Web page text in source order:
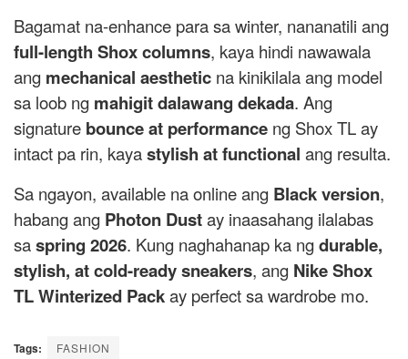
Bagamat na-enhance para sa winter, nananatili ang
full-length Shox columns, kaya hindi nawawala
ang mechanical aesthetic na kinikilala ang model
sa loob ng mahigit dalawang dekada. Ang
signature bounce at performance ng Shox TL ay
intact pa rin, kayastylish at functional ang resulta.
Sa ngayon, available na online ang Black version,
habang ang Photon Dustay inaasahang ilalabas
saspring 2026. Kung naghahanap ka ngdurable,
stylish, at cold-ready sneakers, ang Nike Shox
TL Winterized Packay perfect sa wardrobe mo.
Tags: FASHION